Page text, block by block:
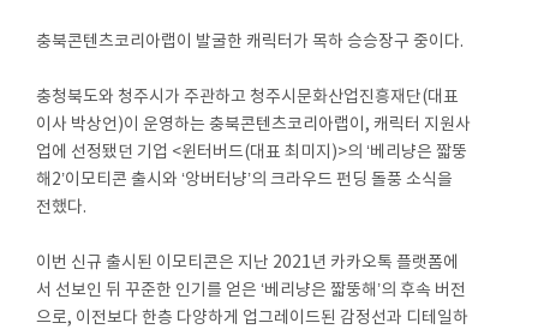
충북콘텐츠코리아랩이 발굴한 캐릭터가 목하 승승장구 중이다.
충청북도와 청주시가 주관하고 청주시문화산업진흥재단(대표
이사 박상언)이 운영하는 충북콘텐츠코리아랩이, 캐릭터 지원사
업에 선정됐던 기업 <윈터버드(대표 최미지)>의 ‘베리냥은 짧뚱
해2’이모티콘 출시와 ‘앙버터냥’의 크라우드 펀딩 돌풍 소식을
전했다.
이번 신규 출시된 이모티콘은 지난 2021년 카카오톡 플랫폼에
서 선보인 뒤 꾸준한 인기를 얻은 ‘베리냥은 짧뚱해’의 후속 버전
으로, 이전보다 한층 다양하게 업그레이드된 감정선과 디테일하